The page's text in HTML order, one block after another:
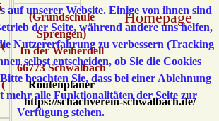
(Grundschule
Sprengen)
In der Weiherdell
66773 Schwalbach
Routenplaner
Homepage
https://schachverein-schwalbach.de/
auf unserer Website. Einige von ihnen sind
der Seite, während andere uns helfen,
Nutzererfahrung zu verbessern (Tracking
selbst entscheiden, ob Sie die Cookies
beachten Sie, dass bei einer Ablehnung
mehr alle Funktionalitäten der Seite zur
Verfügung stehen.